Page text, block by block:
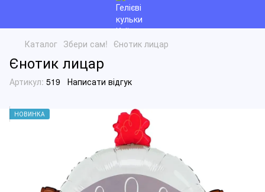
Каталог Збери сам! Єнотик лицар
Єнотик лицар
Артикул: 519 Написати відгук
НОВИНКА